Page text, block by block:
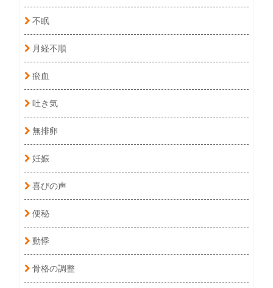
不眠
月経不順
瘀血
吐き気
無排卵
妊娠
喜びの声
便秘
動悸
骨格の調整